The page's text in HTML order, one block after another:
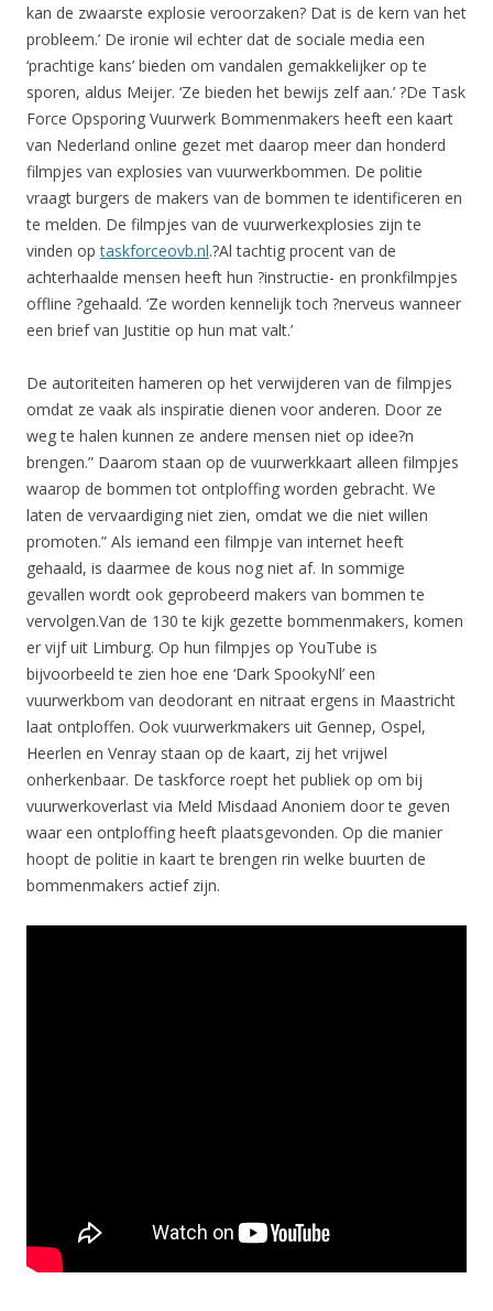
kan de zwaarste explosie veroorzaken? Dat is de kern van het
probleem.’ De ironie wil echter dat de sociale media een
‘prachtige kans’ bieden om vandalen gemakkelijker op te
sporen, aldus Meijer. ‘Ze bieden het bewijs zelf aan.’ ?De Task
Force Opsporing Vuurwerk Bommenmakers heeft een kaart
van Nederland online gezet met daarop meer dan honderd
filmpjes van explosies van vuurwerkbommen. De politie
vraagt burgers de makers van de bommen te identificeren en
te melden. De filmpjes van de vuurwerkexplosies zijn te
vinden optaskforceovb.nl.?Al tachtig procent van de
achterhaalde mensen heeft hun ?instructie- en pronkfilmpjes
offline ?gehaald. ‘Ze worden kennelijk toch ?nerveus wanneer
een brief van Justitie op hun mat valt.’
De autoriteiten hameren op het verwijderen van de filmpjes
omdat ze vaak als inspiratie dienen voor anderen. Door ze
weg te halen kunnen ze andere mensen niet op idee?n
brengen.” Daarom staan op de vuurwerkkaart alleen filmpjes
waarop de bommen tot ontploffing worden gebracht. We
laten de vervaardiging niet zien, omdat we die niet willen
promoten.” Als iemand een filmpje van internet heeft
gehaald, is daarmee de kous nog niet af. In sommige
gevallen wordt ook geprobeerd makers van bommen te
vervolgen.Van de 130 te kijk gezette bommenmakers, komen
er vijf uit Limburg. Op hun filmpjes op YouTube is
bijvoorbeeld te zien hoe ene ‘Dark SpookyNl’ een
vuurwerkbom van deodorant en nitraat ergens in Maastricht
laat ontploffen. Ook vuurwerkmakers uit Gennep, Ospel,
Heerlen en Venray staan op de kaart, zij het vrijwel
onherkenbaar. De taskforce roept het publiek op om bij
vuurwerkoverlast via Meld Misdaad Anoniem door te geven
waar een ontploffing heeft plaatsgevonden. Op die manier
hoopt de politie in kaart te brengen rin welke buurten de
bommenmakers actief zijn.